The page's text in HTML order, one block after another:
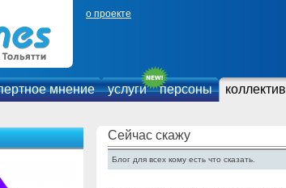
о проекте
мнение услуги персоны
Сейчас скажу
Блог для всех кому есть что сказать.